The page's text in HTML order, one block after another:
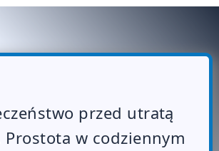
przed utratą
Prostota w codziennym